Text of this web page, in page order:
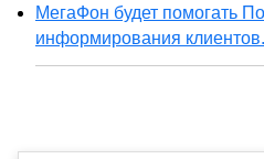
МегаФон будет помогать
информирования